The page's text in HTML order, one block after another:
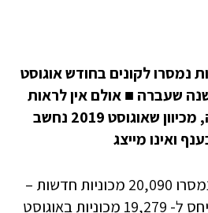
נמסרו לקונים בחודש אוגוסט
שעברה ■אולם אין לראות
בנתונים האלה בשורה, מכיוון שאוגוסט 2019 נחשב
ואינו מייצג
בחודש אוגוסט השנה נמסרו 20,090 מכוניות חדשות –
ומדובר בעלייה קלה ביחס ל- 19,279 מכוניות באוגוסט